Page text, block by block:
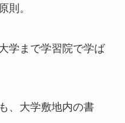
則。
学まで学習院で学ば
、大学敷地内の書